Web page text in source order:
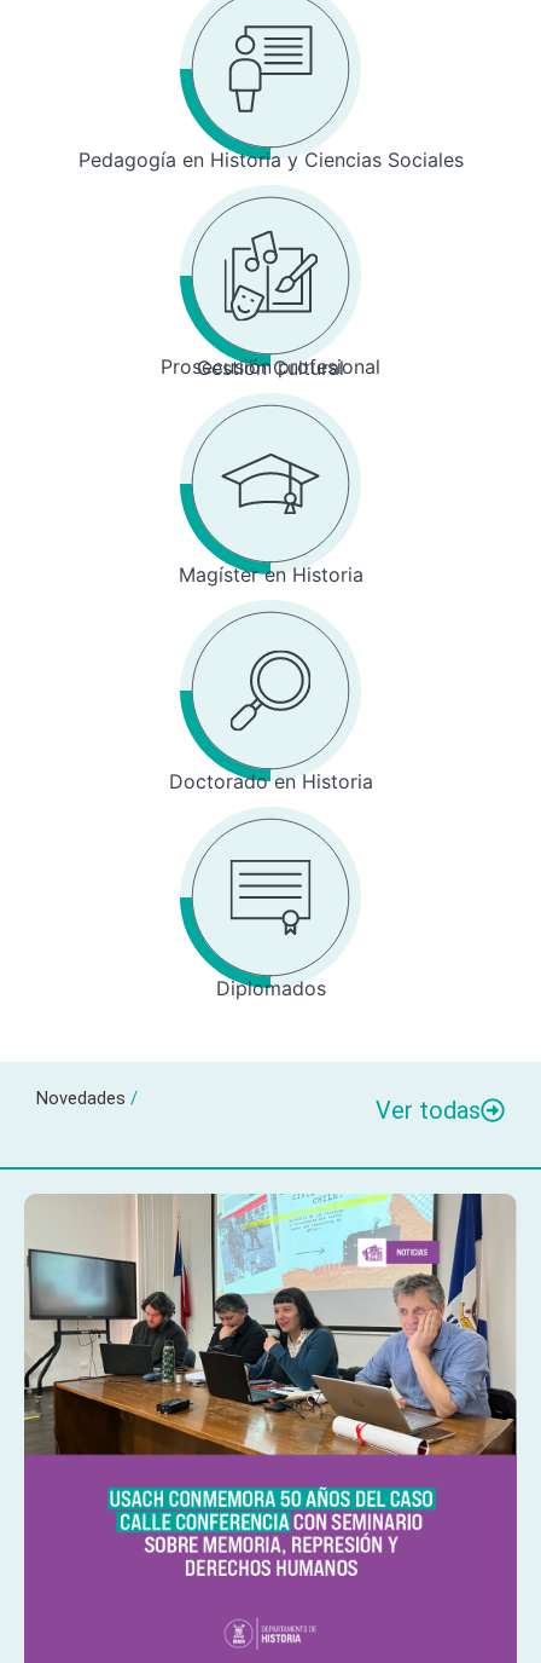
Pedagogía en Historia y Ciencias Sociales
Prosecusión profesional
Gestión Cultural
Magíster en Historia
Doctorado en Historia
Diplomados
Novedades / Ver todas